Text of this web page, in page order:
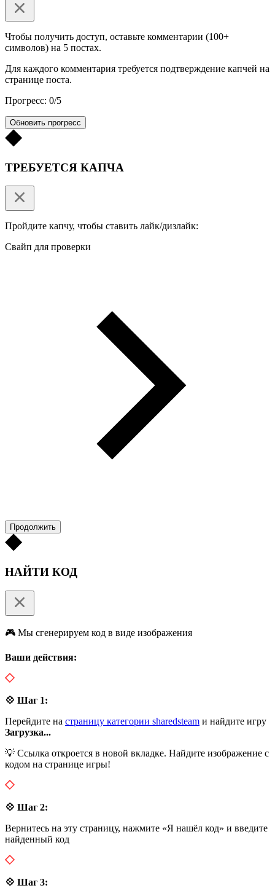
Чтобы получить доступ, оставьте комментарии (100+
символов) на 5 постах.
Для каждого комментария требуется подтверждение капчей на
странице поста.
Прогресс: 0/5
Обновить прогресс
ТРЕБУЕТСЯ КАПЧА
Пройдите капчу, чтобы ставить лайк/дизлайк:
Свайп для проверки
Продолжить
НАЙТИ КОД
🎮 Мы сгенерируем код в виде изображения
Ваши действия:
💠 Шаг 1:
Перейдите на страницу категории sharedsteam и найдите игру
Загрузка...
💡 Ссылка откроется в новой вкладке. Найдите изображение с
кодом на странице игры!
💠 Шаг 2:
Вернитесь на эту страницу, нажмите «Я нашёл код» и введите
найденный код
💠 Шаг 3: